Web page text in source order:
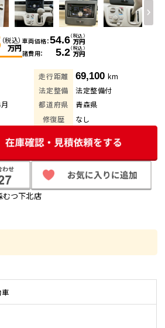
（税込）
万円
車両価格 54.6（税込）
万円
諸費用
5.2（税込）
万円
走行距離 69,100 km
法定整備
法定整備付
都道府県
青森県
修復歴 なし
むつ下北店